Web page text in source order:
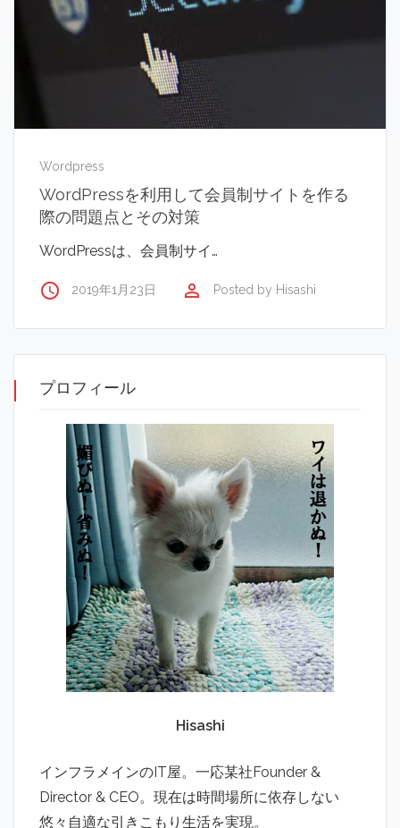
Wordpress
WordPressを利用して会員制サイトを作る
際の問題点とその対策
WordPressは、会員制サイ…
access_time 2019年1月23日 perm_identity Posted by Hisashi
プロフィール
Hisashi
インフラメインのIT屋。一応某社Founder &
Director & CEO。現在は時間場所に依存しない
悠々自適な引きこもり生活を実現。